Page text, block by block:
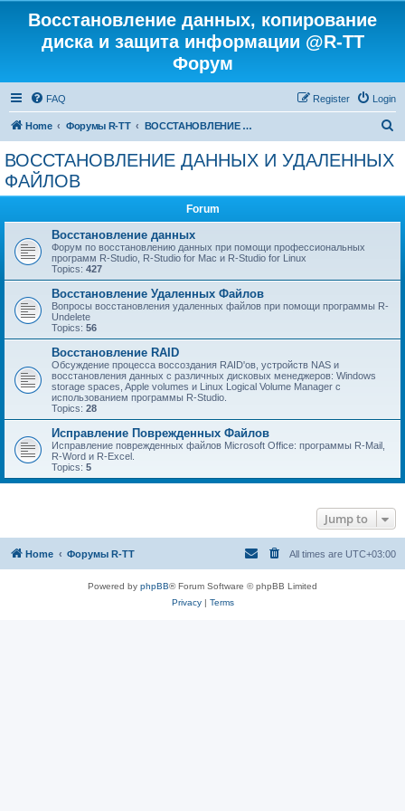
Восстановление данных, копирование
диска и защита информации @R-TT
Форум
FAQ Login
Register
Home Форумы R-TT ВОССТАНОВЛЕНИЕ ДАННЫХ И УДАЛЕННЫХ ФАЙЛОВ
ВОССТАНОВЛЕНИЕ ДАННЫХ И УДАЛЕННЫХ
ФАЙЛОВ
Forum
Восстановление данных
Форум по восстановлению данных при помощи профессиональных
программ R-Studio, R-Studio for Mac и R-Studio for Linux
Topics: 427
Восстановление Удаленных Файлов
Вопросы восстановления удаленных файлов при помощи программы R-
Undelete
Topics: 56
Восстановление RAID
Обсуждение процесса воссоздания RAID'ов, устройств NAS и
восстановления данных с различных дисковых менеджеров: Windows
storage spaces, Apple volumes и Linux Logical Volume Manager с
использованием программы R-Studio.
Topics: 28
Исправление Поврежденных Файлов
Исправление поврежденных файлов Microsoft Office: программы R-Mail,
R-Word и R-Excel.
Topics: 5
Jump to
Home Форумы R-TT All times are UTC+03:00
Powered by phpBB® Forum Software © phpBB Limited
Privacy| Terms